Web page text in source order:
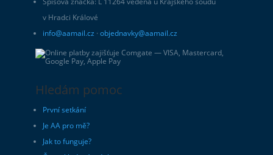
v Hradci Králové
info@aamail.cz · objednavky@aamail.cz
Hledám pomoc
První setkání
Je AA pro mě?
Jak to funguje?